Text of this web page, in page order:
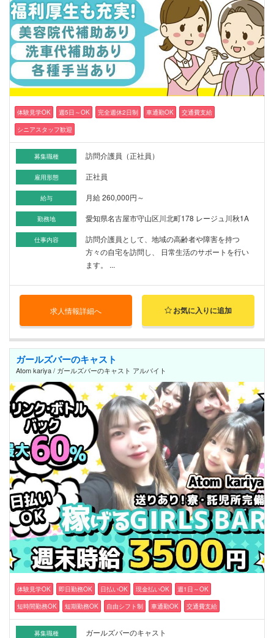
体験見学OK 週5日～OK 完全週休2日制 車通勤OK
交通費支給
シニアスタッフ歓迎
募集職種 訪問介護員（正社員）
雇用形態 正社員
給与 月給 260,000円～
勤務地 愛知県名古屋市守山区川北町178 レージュ川秋1A
仕事内容
訪問介護員として、地域の高齢者や障害を持つ
方々の自宅を訪問し、 日常生活のサポートを行い
ます。 ...
求人情報詳細へ お気に入りに追加
ガールズバーのキャスト
Atom kariya / ガールズバーのキャスト アルバイト
体験見学OK 即日勤務OK 日払いOK 現金払いOK
週1日～OK
短時間勤務OK
短期勤務OK 自由シフト制 車通勤OK 交通費支給
募集職種 ガールズバーのキャスト